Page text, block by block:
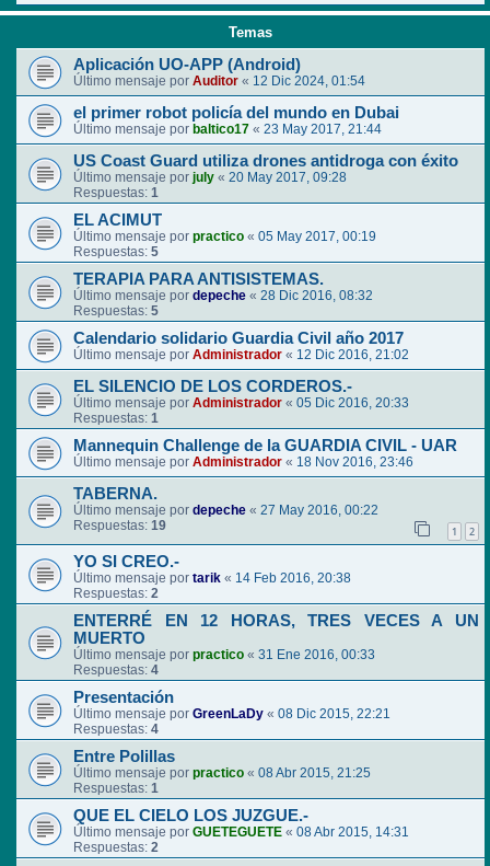
Temas
Aplicación UO-APP (Android)
Último mensaje por Auditor « 12 Dic 2024, 01:54
el primer robot policía del mundo en Dubai
Último mensaje por baltico17 « 23 May 2017, 21:44
US Coast Guard utiliza drones antidroga con éxito
Último mensaje por july « 20 May 2017, 09:28
Respuestas: 1
EL ACIMUT
Último mensaje por practico « 05 May 2017, 00:19
Respuestas: 5
TERAPIA PARA ANTISISTEMAS.
Último mensaje por depeche « 28 Dic 2016, 08:32
Respuestas: 5
Calendario solidario Guardia Civil año 2017
Último mensaje por Administrador « 12 Dic 2016, 21:02
EL SILENCIO DE LOS CORDEROS.-
Último mensaje por Administrador « 05 Dic 2016, 20:33
Respuestas: 1
Mannequin Challenge de la GUARDIA CIVIL - UAR
Último mensaje por Administrador « 18 Nov 2016, 23:46
TABERNA.
Último mensaje por depeche « 27 May 2016, 00:22
Respuestas: 19 1 2
YO SI CREO.-
Último mensaje por tarik « 14 Feb 2016, 20:38
Respuestas: 2
ENTERRÉ EN 12 HORAS, TRES VECES A UN
MUERTO
Último mensaje por practico « 31 Ene 2016, 00:33
Respuestas: 4
Presentación
Último mensaje por GreenLaDy « 08 Dic 2015, 22:21
Respuestas: 4
Entre Polillas
Último mensaje por practico « 08 Abr 2015, 21:25
Respuestas: 1
QUE EL CIELO LOS JUZGUE.-
Último mensaje por GUETEGUETE « 08 Abr 2015, 14:31
Respuestas: 2